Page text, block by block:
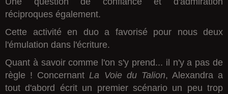
réciproques également.
Cette activité en duo a favorisé pour nous deux
l'émulation dans l'écriture.
Quant à savoir comme l'on s'y prend... il n'y a pas de
règle ! ConcernantLa Voie du Talion, Alexandra a
tout d'abord écrit un premier scénario un peu trop